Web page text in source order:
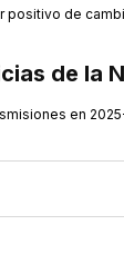
positivo de
de la
en